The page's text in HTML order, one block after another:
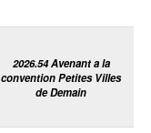
2026.54 Avenant a la
convention Petites Villes
de Demain